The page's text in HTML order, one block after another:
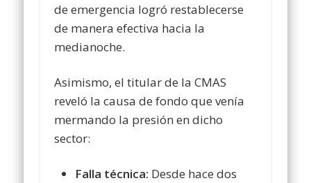
de emergencia logró restablecerse
de manera efectiva hacia la
medianoche.
Asimismo, el titular de la CMAS
reveló la causa de fondo que venía
mermando la presión en dicho
sector:
Falla técnica: Desde hace dos